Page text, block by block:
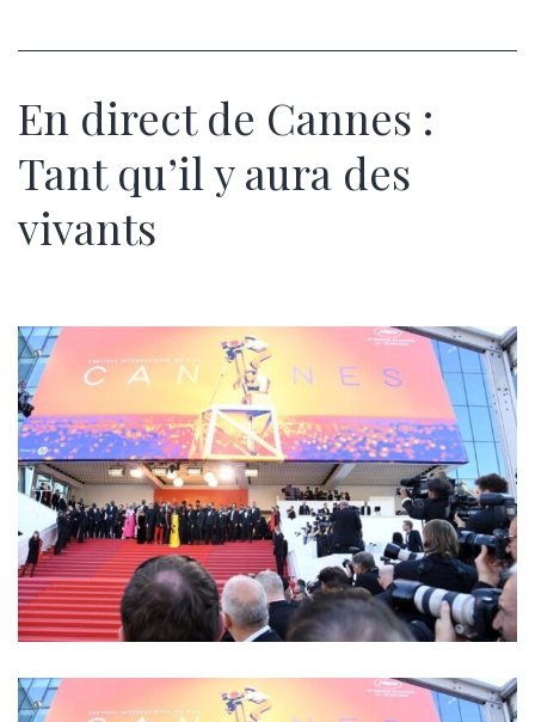
En direct de Cannes :
Tant qu’il y aura des
vivants